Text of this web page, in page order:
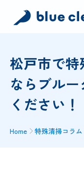
サービス
バイオリカバ
施工実績
ブルークリー
松戸市で特
ならブル
ください！
Home 特殊清掃コラム